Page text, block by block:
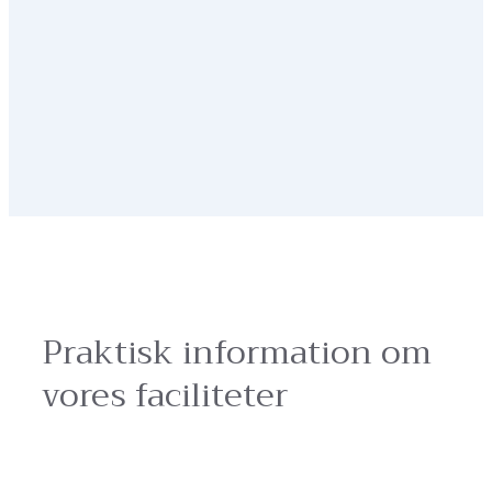
Praktisk information om
vores faciliteter